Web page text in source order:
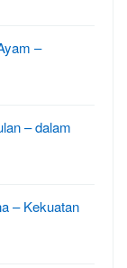
–
– dalam
– Kekuatan